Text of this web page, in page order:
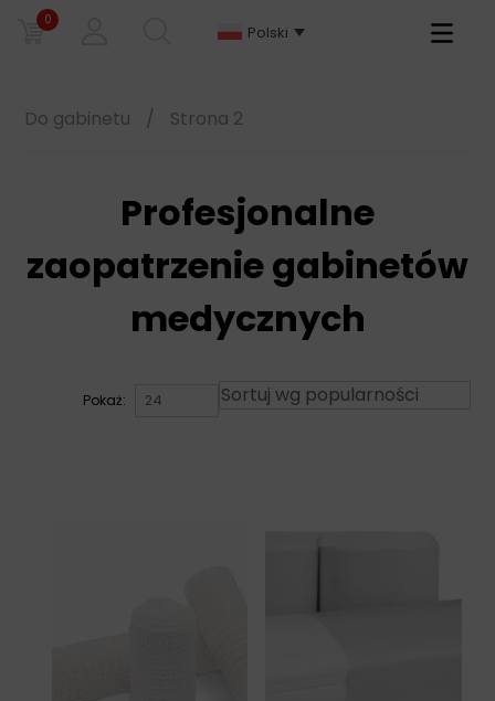
0
Polski
Primary
Do gabinetu / Strona 2
Profesjonalne
zaopatrzenie gabinetów
medycznych
Pokaż: